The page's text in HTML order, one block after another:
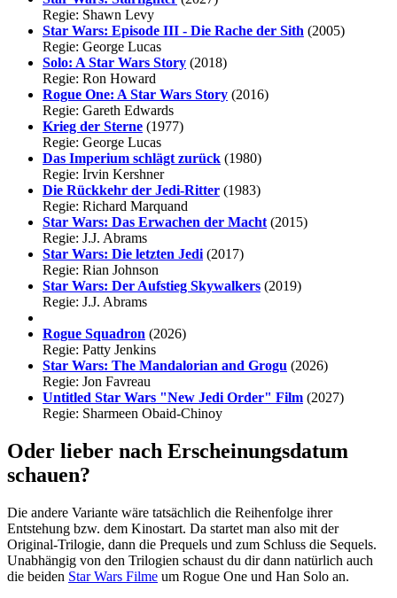
Regie: Shawn Levy
Star Wars: Episode III - Die Rache der Sith (2005)
Regie: George Lucas
Solo: A Star Wars Story (2018)
Regie: Ron Howard
Rogue One: A Star Wars Story (2016)
Regie: Gareth Edwards
Krieg der Sterne (1977)
Regie: George Lucas
Das Imperium schlägt zurück (1980)
Regie: Irvin Kershner
Die Rückkehr der Jedi-Ritter (1983)
Regie: Richard Marquand
Star Wars: Das Erwachen der Macht(2015)
Regie: J.J. Abrams
Star Wars: Die letzten Jedi(2017)
Regie: Rian Johnson
Star Wars: Der Aufstieg Skywalkers (2019)
Regie: J.J. Abrams
Rogue Squadron (2026)
Regie: Patty Jenkins
Star Wars: The Mandalorian and Grogu (2026)
Regie: Jon Favreau
Untitled Star Wars "New Jedi Order" Film (2027)
Regie: Sharmeen Obaid-Chinoy
Oder lieber nach Erscheinungsdatum
schauen?
Die andere Variante wäre tatsächlich die Reihenfolge ihrer
Entstehung bzw. dem Kinostart. Da startet man also mit der
Original-Trilogie, dann die Prequels und zum Schluss die Sequels.
Unabhängig von den Trilogien schaust du dir dann natürlich auch
die beiden Star Wars Filme um Rogue One und Han Solo an.